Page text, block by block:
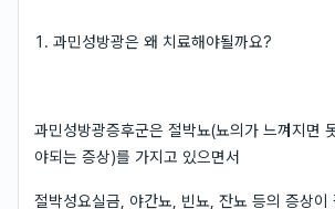
1. 과민성방광은 왜 치료해야될까요?
과민성방광증후군은 절박뇨(뇨의가 느껴지면
야되는 증상)를 가지고 있으면서
절박성요실금, 야간뇨, 빈뇨, 잔뇨 등의 증상이